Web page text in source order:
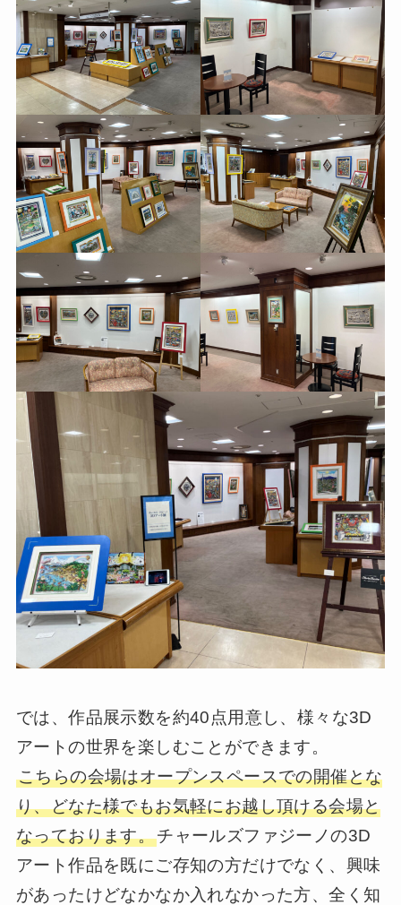
では、作品展示数を約40点用意し、様々な3D
アートの世界を楽しむことができます。
こちらの会場はオープンスペースでの開催とな
り、どなた様でもお気軽にお越し頂ける会場と
なっております。チャールズファジーノの3D
アート作品を既にご存知の方だけでなく、興味
があったけどなかなか入れなかった方、全く知